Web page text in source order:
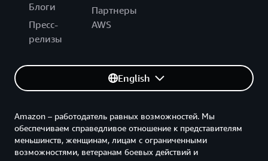
Блоги
Пресс-
релизы
Партнеры
AWS
English
Amazon – работодатель равных возможностей. Мы
обеспечиваем справедливое отношение к представителям
меньшинств, женщинам, лицам с ограниченными
возможностями, ветеранам боевых действий и